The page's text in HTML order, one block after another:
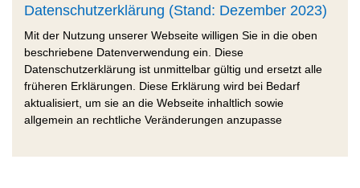
Datenschutzerklärung (Stand: Dezember 2023)
Mit der Nutzung unserer Webseite willigen Sie in die oben
beschriebene Datenverwendung ein. Diese
Datenschutzerklärung ist unmittelbar gültig und ersetzt alle
früheren Erklärungen. Diese Erklärung wird bei Bedarf
aktualisiert, um sie an die Webseite inhaltlich sowie
allgemein an rechtliche Veränderungen anzupasse